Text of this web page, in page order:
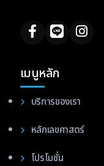
เมนูหลัก
บริการของเรา
หลักเลขศาสตร์
โปรโมชั่น